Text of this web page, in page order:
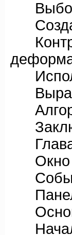
Выбор
Глава
Окно